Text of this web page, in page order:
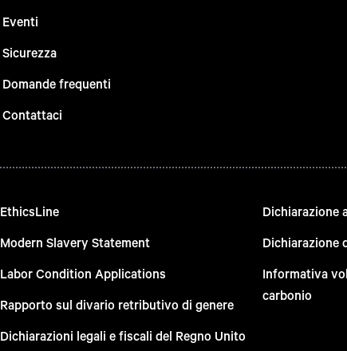
Eventi
Sicurezza
Domande frequenti
Contattaci
EthicsLine
Modern Slavery Statement
Labor Condition Applications
Rapporto sul divario retributivo di genere
Dichiarazioni legali e fiscali del Regno Unito
Dichiarazione
Dichiarazione
Informativa
carbonio